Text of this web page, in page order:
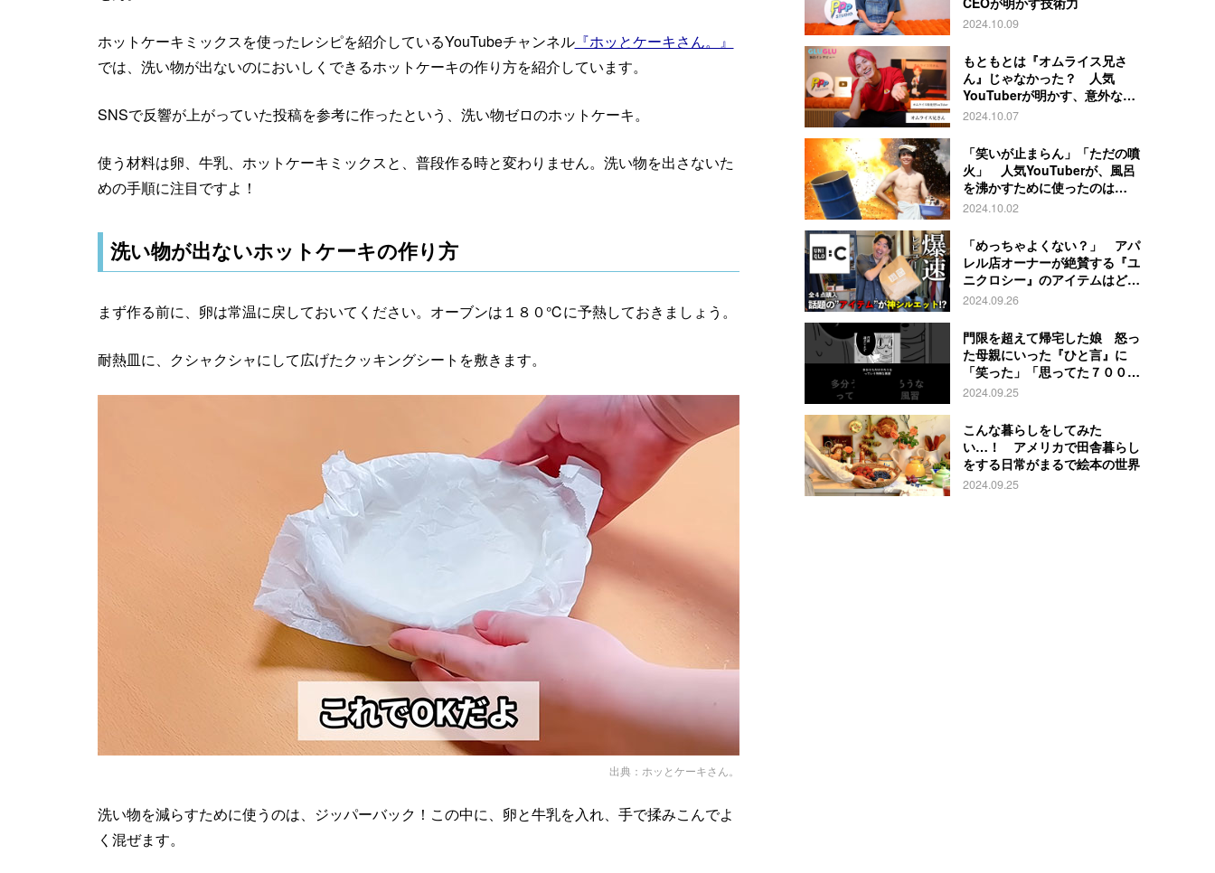
ホットケーキミックスを使ったレシピを紹介しているYouTubeチャンネル『ホッとケーキさん。』
では、洗い物が出ないのにおいしくできるホットケーキの作り方を紹介しています。
SNSで反響が上がっていた投稿を参考に作ったという、洗い物ゼロのホットケーキ。
使う材料は卵、牛乳、ホットケーキミックスと、普段作る時と変わりません。洗い物を出さないた
めの手順に注目ですよ！
洗い物が出ないホットケーキの作り方
まず作る前に、卵は常温に戻しておいてください。オーブンは１８０℃に予熱しておきましょう。
耐熱皿に、クシャクシャにして広げたクッキングシートを敷きます。
出典： ホッとケーキさん。
洗い物を減らすために使うのは、ジッパーバック！この中に、卵と牛乳を入れ、手で揉みこんでよ
く混ぜます。
2024.10.09
もともとは『オムライス兄さ
ん』じゃなかった？ 人気
YouTuberが明かす、意外な過
去とは
2024.10.07
「笑いが止まらん」「ただの噴
火」 人気YouTuberが、風呂
を沸かすために使ったのは…
2024.10.02
「めっちゃよくない？」 アパ
レル店オーナーが絶賛する『ユ
ニクロシー』のアイテムはど
れ？
2024.09.26
門限を超えて帰宅した娘 怒っ
た母親にいった『ひと言』に
「笑った」「思ってた７００倍
特殊」
2024.09.25
こんな暮らしをしてみた
い…！ アメリカで田舎暮らし
をする日常がまるで絵本の世界
2024.09.25